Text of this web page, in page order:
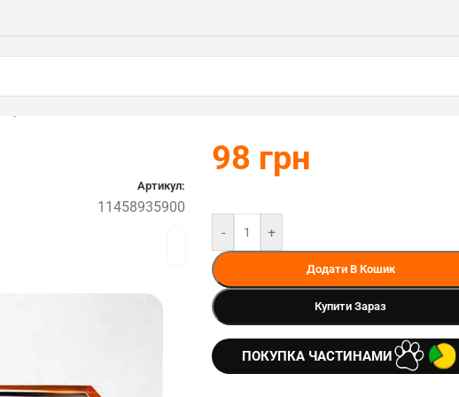
Артикул:
11458935900
98 грн
- +
Додати В Кошик
Купити Зараз
ПОКУПКА ЧАСТИНАМИ